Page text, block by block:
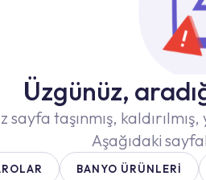
Üzgünüz,
sayfa taşınmış,
Aşağıdaki
BANYO ÜRÜNLERİ